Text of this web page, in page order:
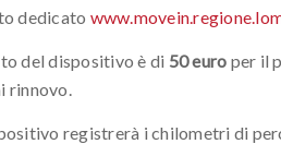
dedicato
del dispositivo è di 50 euro per il
rinnovo.
registrerà i chilometri di